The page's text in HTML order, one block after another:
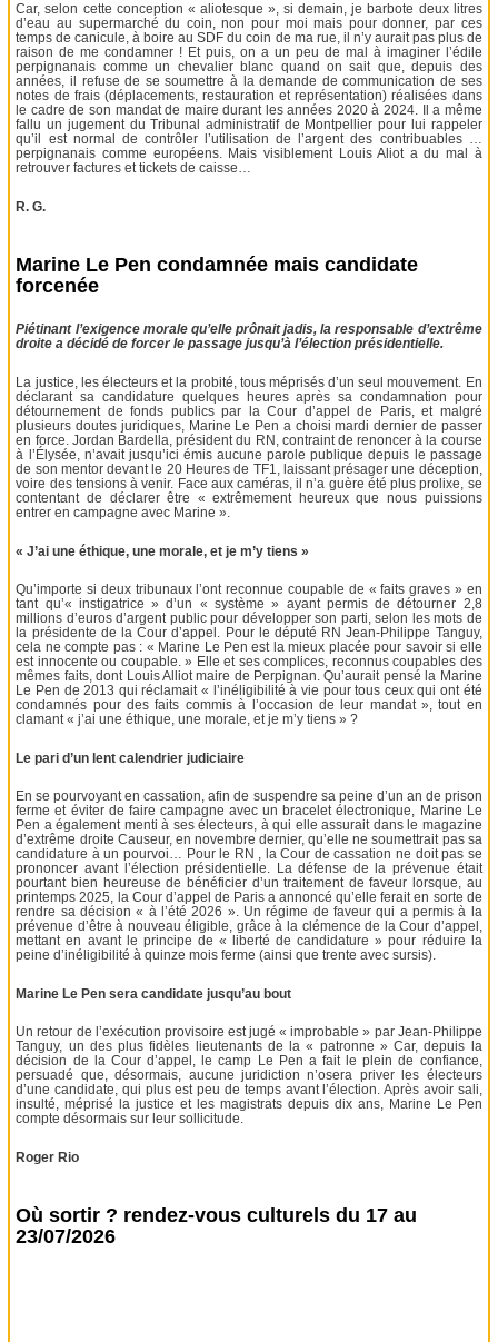
Car, selon cette conception « aliotesque », si demain, je barbote deux litres
d’eau au supermarché du coin, non pour moi mais pour donner, par ces
temps de canicule, à boire au SDF du coin de ma rue, il n’y aurait pas plus de
raison de me condamner ! Et puis, on a un peu de mal à imaginer l’édile
perpignanais comme un chevalier blanc quand on sait que, depuis des
années, il refuse de se soumettre à la demande de communication de ses
notes de frais (déplacements, restauration et représentation) réalisées dans
le cadre de son mandat de maire durant les années 2020 à 2024. Il a même
fallu un jugement du Tribunal administratif de Montpellier pour lui rappeler
qu’il est normal de contrôler l’utilisation de l’argent des contribuables …
perpignanais comme européens. Mais visiblement Louis Aliot a du mal à
retrouver factures et tickets de caisse…
R. G.
Marine Le Pen condamnée mais candidate
forcenée
Piétinant l’exigence morale qu’elle prônait jadis, la responsable d’extrême
droite a décidé de forcer le passage jusqu’à l’élection présidentielle.
La justice, les électeurs et la probité, tous méprisés d’un seul mouvement. En
déclarant sa candidature quelques heures après sa condamnation pour
détournement de fonds publics par la Cour d’appel de Paris, et malgré
plusieurs doutes juridiques, Marine Le Pen a choisi mardi dernier de passer
en force. Jordan Bardella, président du RN, contraint de renoncer à la course
à l’Élysée, n’avait jusqu’ici émis aucune parole publique depuis le passage
de son mentor devant le 20 Heures de TF1, laissant présager une déception,
voire des tensions à venir. Face aux caméras, il n’a guère été plus prolixe, se
contentant de déclarer être « extrêmement heureux que nous puissions
entrer en campagne avec Marine ».
« J’ai une éthique, une morale, et je m’y tiens »
Qu’importe si deux tribunaux l’ont reconnue coupable de « faits graves » en
tant qu’« instigatrice » d’un « système » ayant permis de détourner 2,8
millions d’euros d’argent public pour développer son parti, selon les mots de
la présidente de la Cour d’appel. Pour le député RN Jean-Philippe Tanguy,
cela ne compte pas : « Marine Le Pen est la mieux placée pour savoir si elle
est innocente ou coupable. » Elle et ses complices, reconnus coupables des
mêmes faits, dont Louis Alliot maire de Perpignan. Qu’aurait pensé la Marine
Le Pen de 2013 qui réclamait « l’inéligibilité à vie pour tous ceux qui ont été
condamnés pour des faits commis à l’occasion de leur mandat », tout en
clamant « j’ai une éthique, une morale, et je m’y tiens » ?
Le pari d’un lent calendrier judiciaire
En se pourvoyant en cassation, afin de suspendre sa peine d’un an de prison
ferme et éviter de faire campagne avec un bracelet électronique, Marine Le
Pen a également menti à ses électeurs, à qui elle assurait dans le magazine
d’extrême droite Causeur, en novembre dernier, qu’elle ne soumettrait pas sa
candidature à un pourvoi… Pour le RN , la Cour de cassation ne doit pas se
prononcer avant l’élection présidentielle. La défense de la prévenue était
pourtant bien heureuse de bénéficier d’un traitement de faveur lorsque, au
printemps 2025, la Cour d’appel de Paris a annoncé qu’elle ferait en sorte de
rendre sa décision « à l’été 2026 ». Un régime de faveur qui a permis à la
prévenue d’être à nouveau éligible, grâce à la clémence de la Cour d’appel,
mettant en avant le principe de « liberté de candidature » pour réduire la
peine d’inéligibilité à quinze mois ferme (ainsi que trente avec sursis).
Marine Le Pen sera candidate jusqu’au bout
Un retour de l’exécution provisoire est jugé « improbable » par Jean-Philippe
Tanguy, un des plus fidèles lieutenants de la « patronne » Car, depuis la
décision de la Cour d’appel, le camp Le Pen a fait le plein de confiance,
persuadé que, désormais, aucune juridiction n’osera priver les électeurs
d’une candidate, qui plus est peu de temps avant l’élection. Après avoir sali,
insulté, méprisé la justice et les magistrats depuis dix ans, Marine Le Pen
compte désormais sur leur sollicitude.
Roger Rio
Où sortir ? rendez-vous culturels du 17 au
23/07/2026